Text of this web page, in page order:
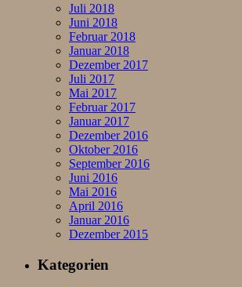
Juli 2018
Juni 2018
Februar 2018
Januar 2018
Dezember 2017
Juli 2017
Mai 2017
Februar 2017
Januar 2017
Dezember 2016
Oktober 2016
September 2016
Juni 2016
Mai 2016
April 2016
Januar 2016
Dezember 2015
Kategorien